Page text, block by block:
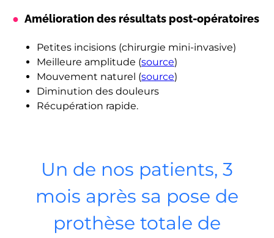
Amélioration des résultats post-opératoires
Petites incisions (chirurgie mini-invasive)
Meilleure amplitude (source)
Mouvement naturel (source)
Diminution des douleurs
Récupération rapide.
Un de nos patients, 3
mois après sa pose de
prothèse totale de